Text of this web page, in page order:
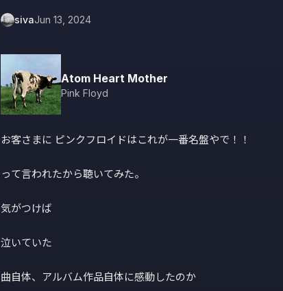
sivaJun 13, 2024
Atom Heart Mother
Pink Floyd
お客さまに ピンクフロイドはこれが一番名盤やで！！
って言われたから聴いてみた。
気がつけば
泣いていた
曲自体、アルバム作品自体に感動したのか